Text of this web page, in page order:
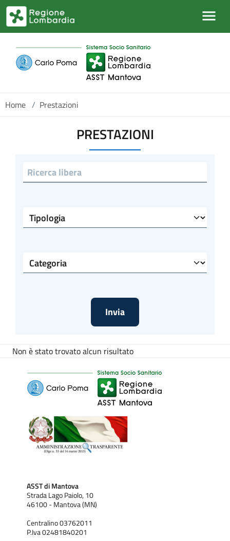
Salta al contenuto principale
Home / Prestazioni
PRESTAZIONI
Ricerca libera
Tipologia
Categoria
Non è stato trovato alcun risultato
ASST di Mantova
Strada Lago Paiolo, 10
46100 - Mantova (MN)
Centralino 03762011
P.Iva 02481840201